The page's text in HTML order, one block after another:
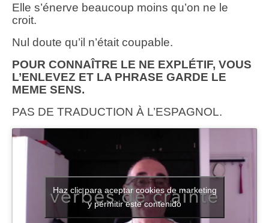
Elle s’énerve beaucoup moins qu’on ne le
croit.
Nul doute qu’il n’était coupable.
POUR CONNAÎTRE LE NE EXPLÉTIF, VOUS
L’ENLEVEZ ET LA PHRASE GARDE LE
MEME SENS.
PAS DE TRADUCTION À L’ESPAGNOL.
Haz clic para aceptar cookies de marketing
y permitir este contenido